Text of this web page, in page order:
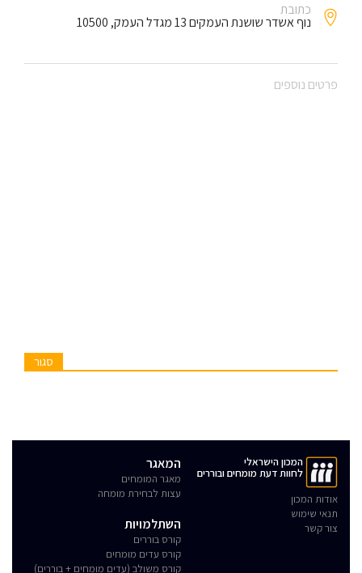
כתובת
נוף אשדר שושנת העמקים 13 מגדל העמק, 10500
פרטים נוספים
סגור
המכון הישראלי
לחוות דעת מומחים ובוררים
אודות המכון
תנאי שימוש
צור קשר
המאגר
מאגר המומחים
עצות לבחירת מומחה
השתלמויות
קורס בוררים
קורס עדים מומחים
קורס משולב (עדים מומחים + בוררים)